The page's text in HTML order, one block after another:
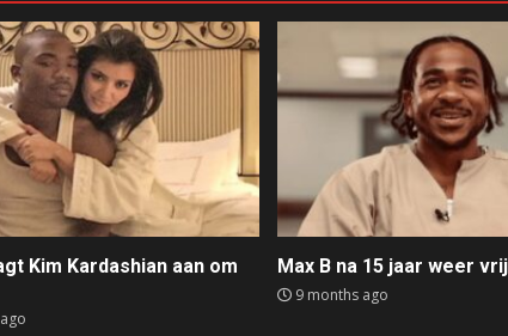
Kim Kardashian aan om
Max B na 15 jaar weer
9 months ago